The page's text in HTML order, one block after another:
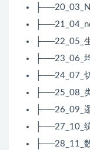
├──22_05_
├──23_06_
├──24_07_
├──25_08_
├──26_09_
├──27_10_
├──28_11_